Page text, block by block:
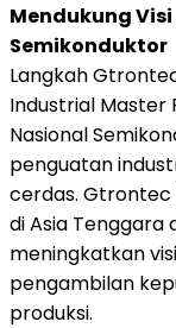
Mendukung
Semikonduktor
Langkah
Industrial Master
Nasional
penguatan
cerdas. Gtrontec
di Asia
meningkatkan
pengambilan
produksi.